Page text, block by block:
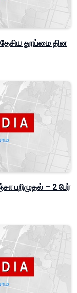
தூய்மை தின
பறிமுதல் – 2 பேர்